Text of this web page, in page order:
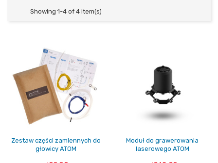
Showing 1-4 of 4 item(s)
Zestaw części zamiennych do
głowicy ATOM
Moduł do grawerowania
laserowego ATOM